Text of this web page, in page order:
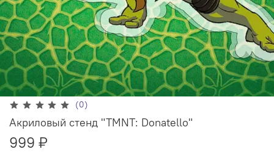
(0)
Акриловый стенд "TMNT: Donatello"
999 ₽